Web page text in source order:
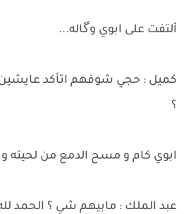
ألتفت على ابوي وگاله...
كميل : حجي شوفهم اتأكد عايشين
؟
ابوي كام و مسح الدمع من لحيته
عبد الملك : مابيهم شي ؟ الحمد